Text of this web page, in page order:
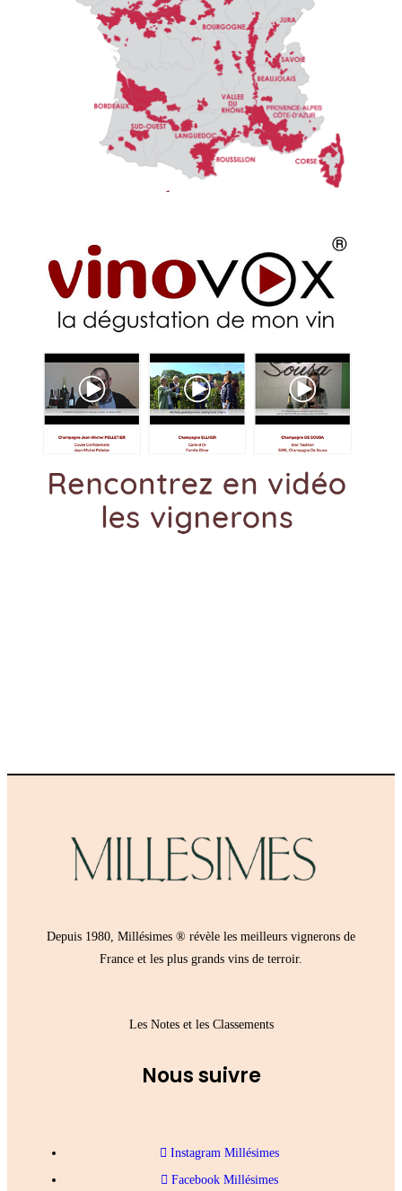
Depuis 1980, Millésimes ® révèle les meilleurs vignerons de
France et les plus grands vins de terroir.
Les Notes et les Classements
Nous suivre
Instagram Millésimes
Facebook Millésimes